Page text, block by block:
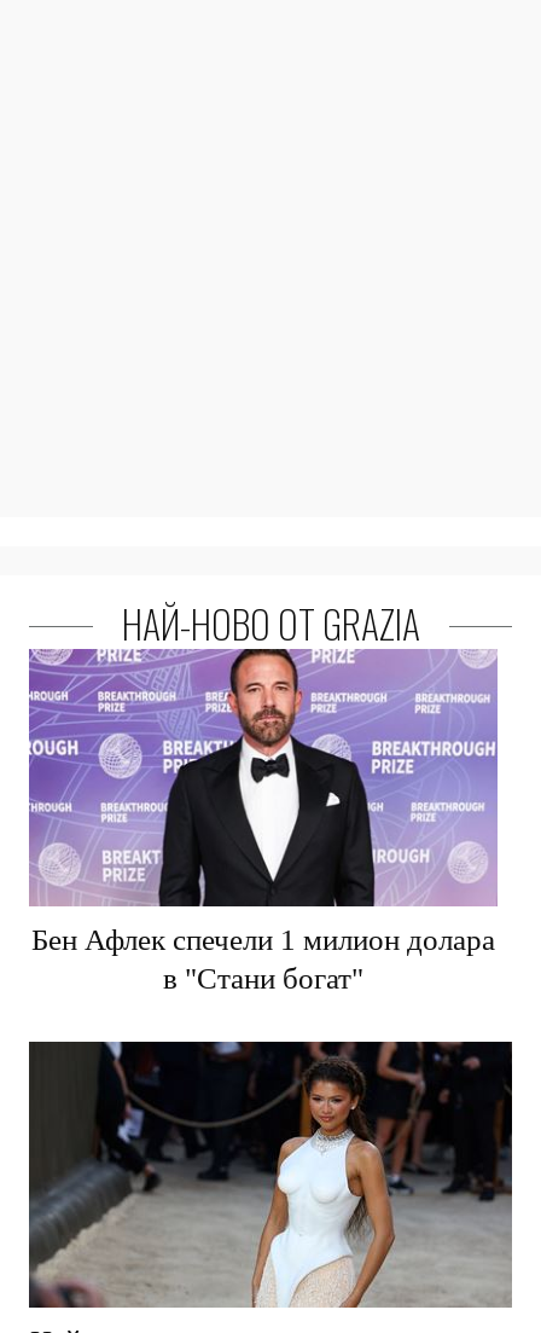
НАЙ-НОВО ОТ GRAZIA
Бен Афлек спечели 1 милион долара
в "Стани богат"